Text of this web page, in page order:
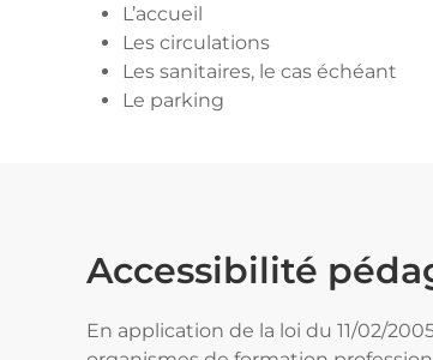
L’accueil
Les circulations
Les sanitaires, le cas échéant
Le parking
Accessibilité
En application de la loi du 11/02/